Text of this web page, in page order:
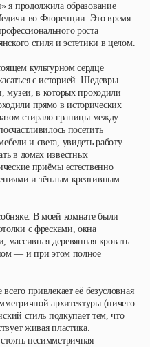
я продолжила образование
во Флоренции. Это время
роста
стиля и эстетики в целом.
культурном сердце
с историей. Шедевры
музеи, в которых проходили
прямо в исторических
стирало границы между
посетить
и света, увидеть работу
в домах известных
приёмы естественно
и тёплым креативным
В моей комнате были
с фресками, окна
деревянная кровать
— и при этом полное
привлекает её безусловная
архитектуры (ничего
стиль подкупает тем, что
живая пластика.
несимметричная